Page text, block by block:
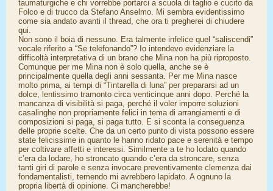
taumaturgiche e chi vorrebbe portarci a scuola di taglio e cucito da
Folco e di trucco da Stefano Anselmo. Mi sembra evidentissimo
come sia andato avanti il thread, che ora ti pregherei di chiudere
qui.
Non sono il boia di nessuno. Era talmente infelice quel “saliscendi”
vocale riferito a “Se telefonando”? Io intendevo evidenziare la
difficoltà interpretativa di un brano che Mina non ha più riproposto.
Comunque per me Mina non è solo quella, anche se è
principalmente quella degli anni sessanta. Per me Mina nasce
molto prima, ai tempi di “Tintarella di luna” per prepararsi ad un
dolce, lentissimo tramonto circa venticinque anni dopo. Perché la
mancanza di visibilità si paga, perché il voler imporre soluzioni
casalinghe non propriamente felici in tema di arrangiamenti e di
composizioni si paga, si paga tutto. E si sconta la conseguenza
delle proprie scelte. Che da un certo punto di vista possono essere
state felicissime in quanto le hanno ridato pace e serenità e tempo
per coltivare affetti e interessi. Similmente a te ho lodato quando
c’era da lodare, ho stroncato quando c’era da stroncare, senza
tanti giri di parole e senza invocare preventivamente clemenza dai
fondamentalisti, temendo mi avrebbero lapidato. A ognuno la
propria libertà di opinione. Ci mancherebbe!